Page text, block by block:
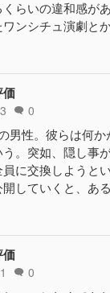
らいの違和感が
ワンシチュ演劇と
価
3 0
男性。彼らは何か
。突如、隠し事
に交換しようと
開していくと、あ
価
1 0